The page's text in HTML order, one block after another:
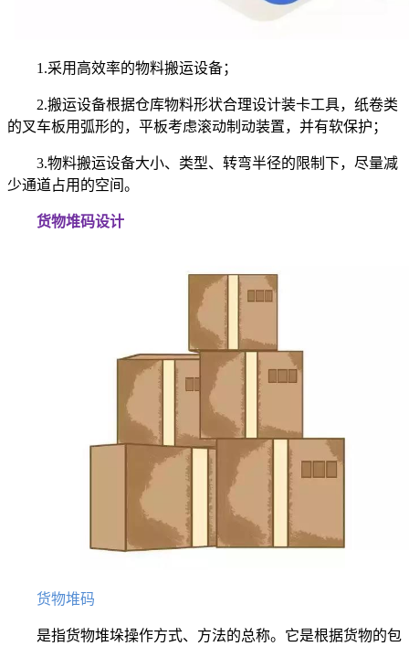
1.采用高效率的物料搬运设备；
2.搬运设备根据仓库物料形状合理设计装卡工具，纸卷类
的叉车板用弧形的，平板考虑滚动制动装置，并有软保护；
3.物料搬运设备大小、类型、转弯半径的限制下，尽量减
少通道占用的空间。
货物堆码设计
货物堆码
是指货物堆垛操作方式、方法的总称。它是根据货物的包